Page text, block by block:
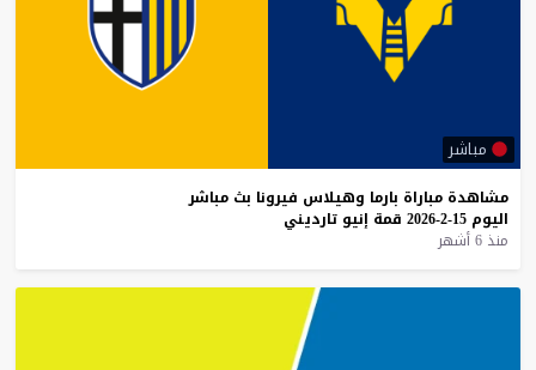
مباشر
مشاهدة مباراة بارما وهيلاس فيرونا بث مباشر
اليوم 15-2-2026 قمة إنيو تارديني
منذ 6 أشهر